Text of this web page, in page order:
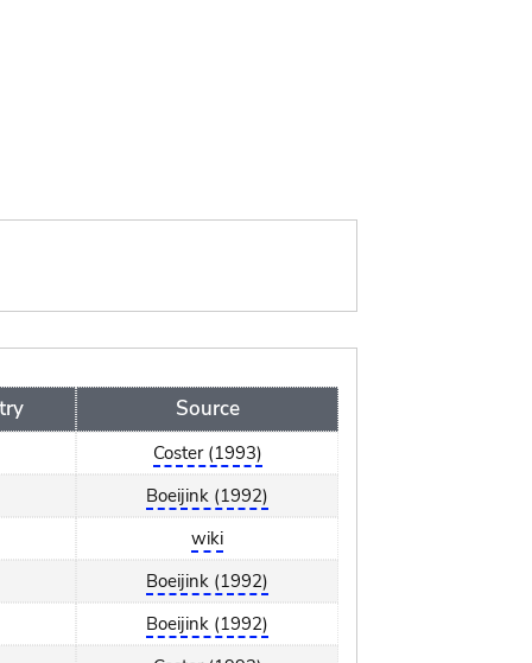
Source
Coster (1993)
Boeijink (1992)
wiki
Boeijink (1992)
Boeijink (1992)